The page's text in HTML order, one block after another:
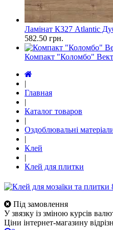
Ламінат К327 Atlantic
582.50 грн.
Компакт "Коломбо"
|
Главная
|
Каталог товаров
|
Оздоблювальні
|
Клей
|
Клей для плитки
Під замовлення
У звязку із зміною курсів
Ціни інтернет-магазину